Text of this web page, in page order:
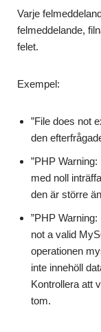
Varje
felmeddelande,
felet.
Exempel:
”File does not
den
”PHP
med noll
den är större
”PHP
not a valid
operationen
inte innehöll
Kontrollera att
tom.